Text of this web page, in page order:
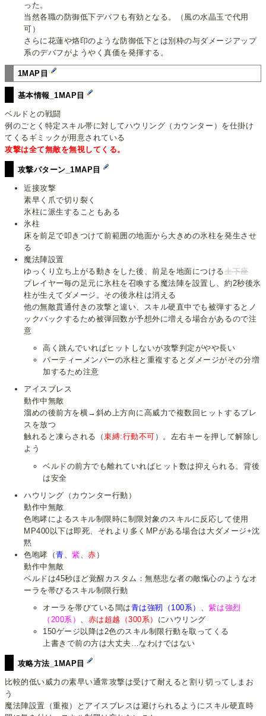
った。
当然各職の防御低下デバフも有効となる。（風の水晶玉で代用
可）
さらに花蓮や烙印のような防御低下とは別枠の与ダメージアップ
系のデバフがようやく真価を発揮する。
1MAP目
基本情報_1MAP目
ベルドとの戦闘
例のごとく特定スキル帯に対してハウリング（カウンター）を仕掛け
てくるギミックが用意されている
攻撃は全て無敵を無視してくる。
攻撃パターン_1MAP目
近接攻撃
素早く爪で切り裂く
氷柱に派生することもある
氷柱
床を前足で叩きつけて前範囲の地面から大きめの氷柱を発生させ
る
魔法陣設置
ゆっくり立ち上がる動きをした後、前足を地面につける土下座
プレイヤー毎の足元に氷柱を召喚する魔法陣を設置し、約2秒後氷
柱が生えてダメージ。その後氷柱は消える
他の無敵貫通付きの攻撃と違い、スキル硬直中でも被弾するとノ
ックバックするため被弾回数が予想外に増える場合があるので注
意
高く跳んでいればヒットしないが攻撃判定がやや長い
パーティーメンバーの氷柱と重複するとダメージがその分増
加するため注意
アイスブレス
動作中無敵
溜めの後前方を横→斜め上方向に高威力で複数回ヒットするブレ
スを放つ
触れると凍らされる（束縛:行動不可 ）。左右キーを押して解除し
よう
ベルドの前方でも離れていればヒット数は抑えられる。背後
は安全
ハウリング（カウンター行動）
動作中無敵
色咆哮によるスキル制限時に制限対象のスキルに反応して使用
MP400以下は即死、それより多くMPがある場合は大ダメージ+沈
黙
色咆哮（青 、紫 、赤 ）
動作中無敵
ベルドは45秒ほど覚醒カスタム：無慈悲な者の敵愾心のようなオ
ーラを帯びるスキル制限行動
オーラを帯びている間は青は強靭（100系） 、紫は強烈
（200系）
赤は超越（300系） にハウリング
150ゲージ以降は2色のスキル制限行動を取ってくる
上書きで前の方は大丈夫…なわけではない
攻略方法_1MAP目
比較的低い威力の素早い通常攻撃は受けて耐えると割り切ってしまお
う
魔法陣設置（重複）とアイスブレスは避けられるようにスキル硬直時